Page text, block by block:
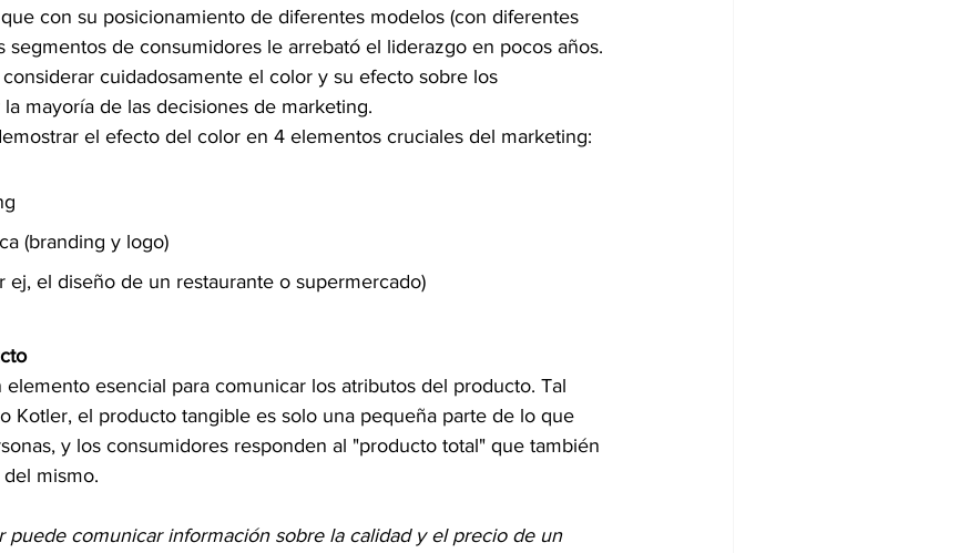
con su posicionamiento de diferentes modelos (con diferentes
segmentos de consumidores le arrebató el liderazgo en pocos años.
cuidadosamente el color y su efecto sobre los
mayoría de las decisiones de marketing.
el efecto del color en 4 elementos cruciales del marketing:
(branding y logo)
ej, el diseño de un restaurante o supermercado)
elemento esencial para comunicar los atributos del producto. Tal
Kotler, el producto tangible es solo una pequeña parte de lo que
y los consumidores responden al "producto total" que también
mismo.
puede comunicar información sobre la calidad y el precio de un